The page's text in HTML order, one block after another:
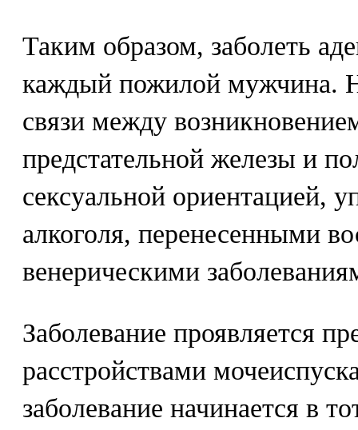
Таким образом, заболеть
каждый пожилой мужчина.
связи между
предстательной железы и
сексуальной ориентацией,
алкоголя, перенесенными
венерическими
Заболевание проявляется
расстройствами
заболевание начинается в